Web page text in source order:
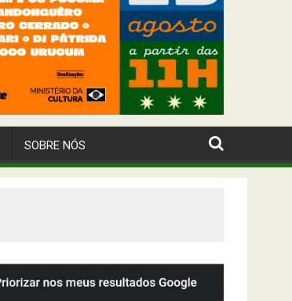
SOBRE NÓS